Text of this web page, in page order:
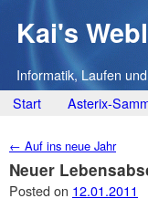
Kai's
Informatik, Laufen
Main menu
Skip
content
Start Asterix-
Post navigation
← Auf ins neue Jahr
Neuer
Posted on 12.01.2011